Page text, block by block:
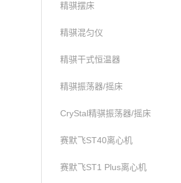
精骐摆床
精骐混匀仪
精骐干式恒温器
精骐振荡器/摇床
CryStal精骐振荡器/摇床
赛默飞ST40离心机
赛默飞ST1 Plus离心机